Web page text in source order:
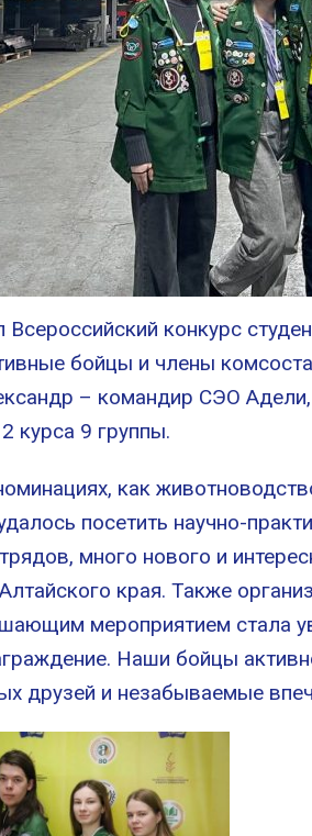
конкурс
бойцы и члены
– командир СЭО
курса 9 группы.
как
посетить научно-
много нового и
края. Также
мероприятием стала
Наши бойцы
друзей и незабываемые